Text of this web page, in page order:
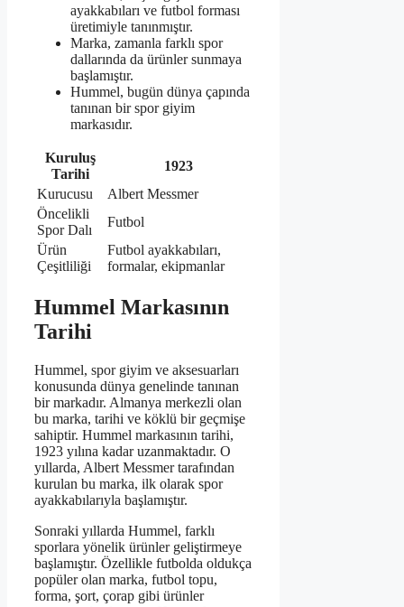
ayakkabıları ve futbol forması
üretimiyle tanınmıştır.
Marka, zamanla farklı spor
dallarında da ürünler sunmaya
başlamıştır.
Hummel, bugün dünya çapında
tanınan bir spor giyim
markasıdır.
Kuruluş
Tarihi
1923
Kurucusu
Albert Messmer
Öncelikli
Spor Dalı
Futbol
Ürün
Çeşitliliği
Futbol ayakkabıları,
formalar, ekipmanlar
Hummel Markasının
Tarihi
Hummel, spor giyim ve aksesuarları
konusunda dünya genelinde tanınan
bir markadır. Almanya merkezli olan
bu marka, tarihi ve köklü bir geçmişe
sahiptir. Hummel markasının tarihi,
1923 yılına kadar uzanmaktadır. O
yıllarda, Albert Messmer tarafından
kurulan bu marka, ilk olarak spor
ayakkabılarıyla başlamıştır.
Sonraki yıllarda Hummel, farklı
sporlara yönelik ürünler geliştirmeye
başlamıştır. Özellikle futbolda oldukça
popüler olan marka, futbol topu,
forma, şort, çorap gibi ürünler